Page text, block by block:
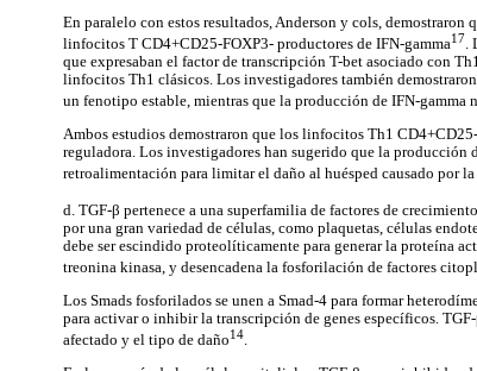
En paralelo con estos resultados, Anderson y cols,
linfocitos T CD4+CD25-FOXP3- productores de IFN-gamma17.
que expresaban el factor de transcripción T-bet asociado con
linfocitos Th1 clásicos. Los investigadores también
un fenotipo estable, mientras que la producción de IFN-gamma
Ambos estudios demostraron que los linfocitos Th1
reguladora. Los investigadores han sugerido que la
retroalimentación para limitar el daño al huésped causado por
d. TGF-β pertenece a una superfamilia de factores de
por una gran variedad de células, como plaquetas, células
debe ser escindido proteolíticamente para generar la proteína
treonina kinasa, y desencadena la fosforilación de factores
Los Smads fosforilados se unen a Smad-4 para formar
para activar o inhibir la transcripción de genes específicos.
afectado y el tipo de daño14.